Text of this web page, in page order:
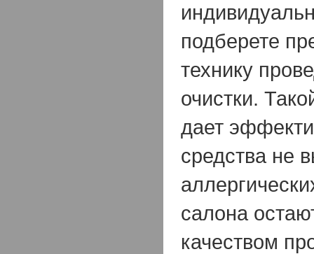
подберете
технику
очистки.
дает
средства не
салона
качеством